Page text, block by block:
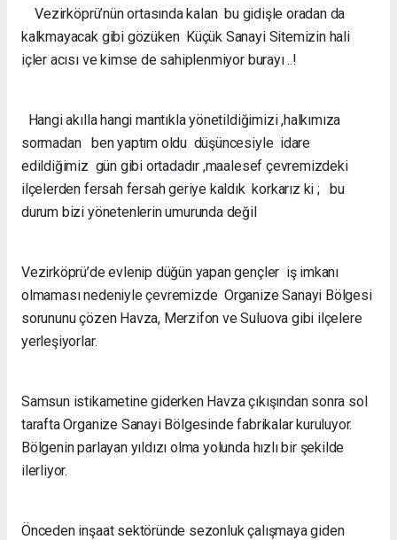
Vezirköprü’nün ortasında kalan bu gidişle oradan da
kalkmayacak gibi gözüken Küçük Sanayi Sitemizin hali
içler acısı ve kimse de sahiplenmiyor burayı ..!
Hangi akılla hangi mantıkla yönetildiğimizi ,halkımıza
sormadan ben yaptım oldu düşüncesiyle idare
edildiğimiz gün gibi ortadadır ,maalesef çevremizdeki
ilçelerden fersah fersah geriye kaldık korkarız ki ; bu
durum bizi yönetenlerin umurunda değil
Vezirköprü’de evlenip düğün yapan gençler iş imkanı
olmaması nedeniyle çevremizde Organize Sanayi Bölgesi
sorununu çözen Havza, Merzifon ve Suluova gibi ilçelere
yerleşiyorlar.
Samsun istikametine giderken Havza çıkışından sonra sol
tarafta Organize Sanayi Bölgesinde fabrikalar kuruluyor.
Bölgenin parlayan yıldızı olma yolunda hızlı bir şekilde
ilerliyor.
Önceden inşaat sektöründe sezonluk çalışmaya giden